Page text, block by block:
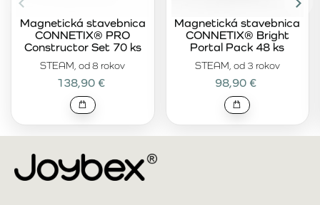
STEAM, od 8 rokov
Magnetická stavebnica
CONNETIX® PRO
Constructor Set 70 ks
138,90 €
STEAM, od 3 rokov
Magnetická stavebnica
CONNETIX® Bright
Portal Pack 48 ks
98,90 €